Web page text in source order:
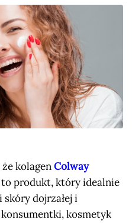
kolagenColway
produkt, który idealnie
dojrzałej i
kosmetyk